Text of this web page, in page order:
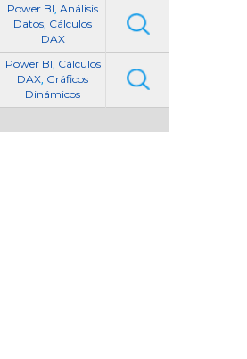
Power BI, Análisis
Datos, Cálculos
DAX
Power BI, Cálculos
DAX, Gráficos
Dinámicos